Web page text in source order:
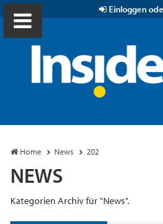
Einloggen
Home News 202
NEWS
Kategorien Archiv für "News".